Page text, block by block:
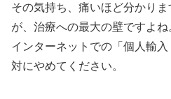
その気持ち、痛いほど分かり
が、治療への最大の壁ですよ
インターネットでの「個人輸
対にやめてください。